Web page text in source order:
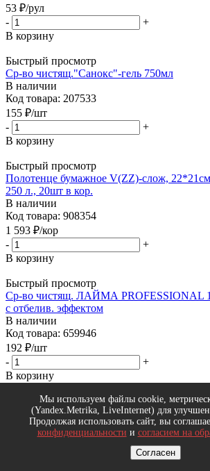
53 ₽/рул
-
+
В корзину
Быстрый просмотр
Ср-во чистящ."Санокс"-гель 750мл
В наличии
Код товара: 207533
155 ₽/шт
-
+
В корзину
Быстрый просмотр
Полотенце бумажное V(ZZ)-слож,
250 л., 20шт в кор.
В наличии
Код товара: 908354
1 593 ₽/кор
-
+
В корзину
Быстрый просмотр
Ср-во чистящ. ЛАЙМА PROFESSIONAL
с отбелив. эффектом
В наличии
Код товара: 659946
192 ₽/шт
-
+
В корзину
Быстрый просмотр
Мыло хоз. 200гр 72 %
В наличии
Код товара: 659448
Мы используем файлы cookie,
(Yandex.Metrika, LiveInternet) для
Продолжая использовать сайт, вы
конфиденциальности и согласием на
Согласен